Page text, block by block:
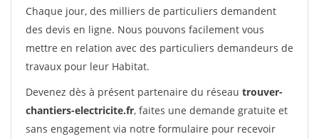
Chaque jour, des milliers de particuliers demandent
des devis en ligne. Nous pouvons facilement vous
mettre en relation avec des particuliers demandeurs de
travaux pour leur Habitat.
Devenez dès à présent partenaire du réseau trouver-
chantiers-electricite.fr, faites une demande gratuite et
sans engagement via notre formulaire pour recevoir